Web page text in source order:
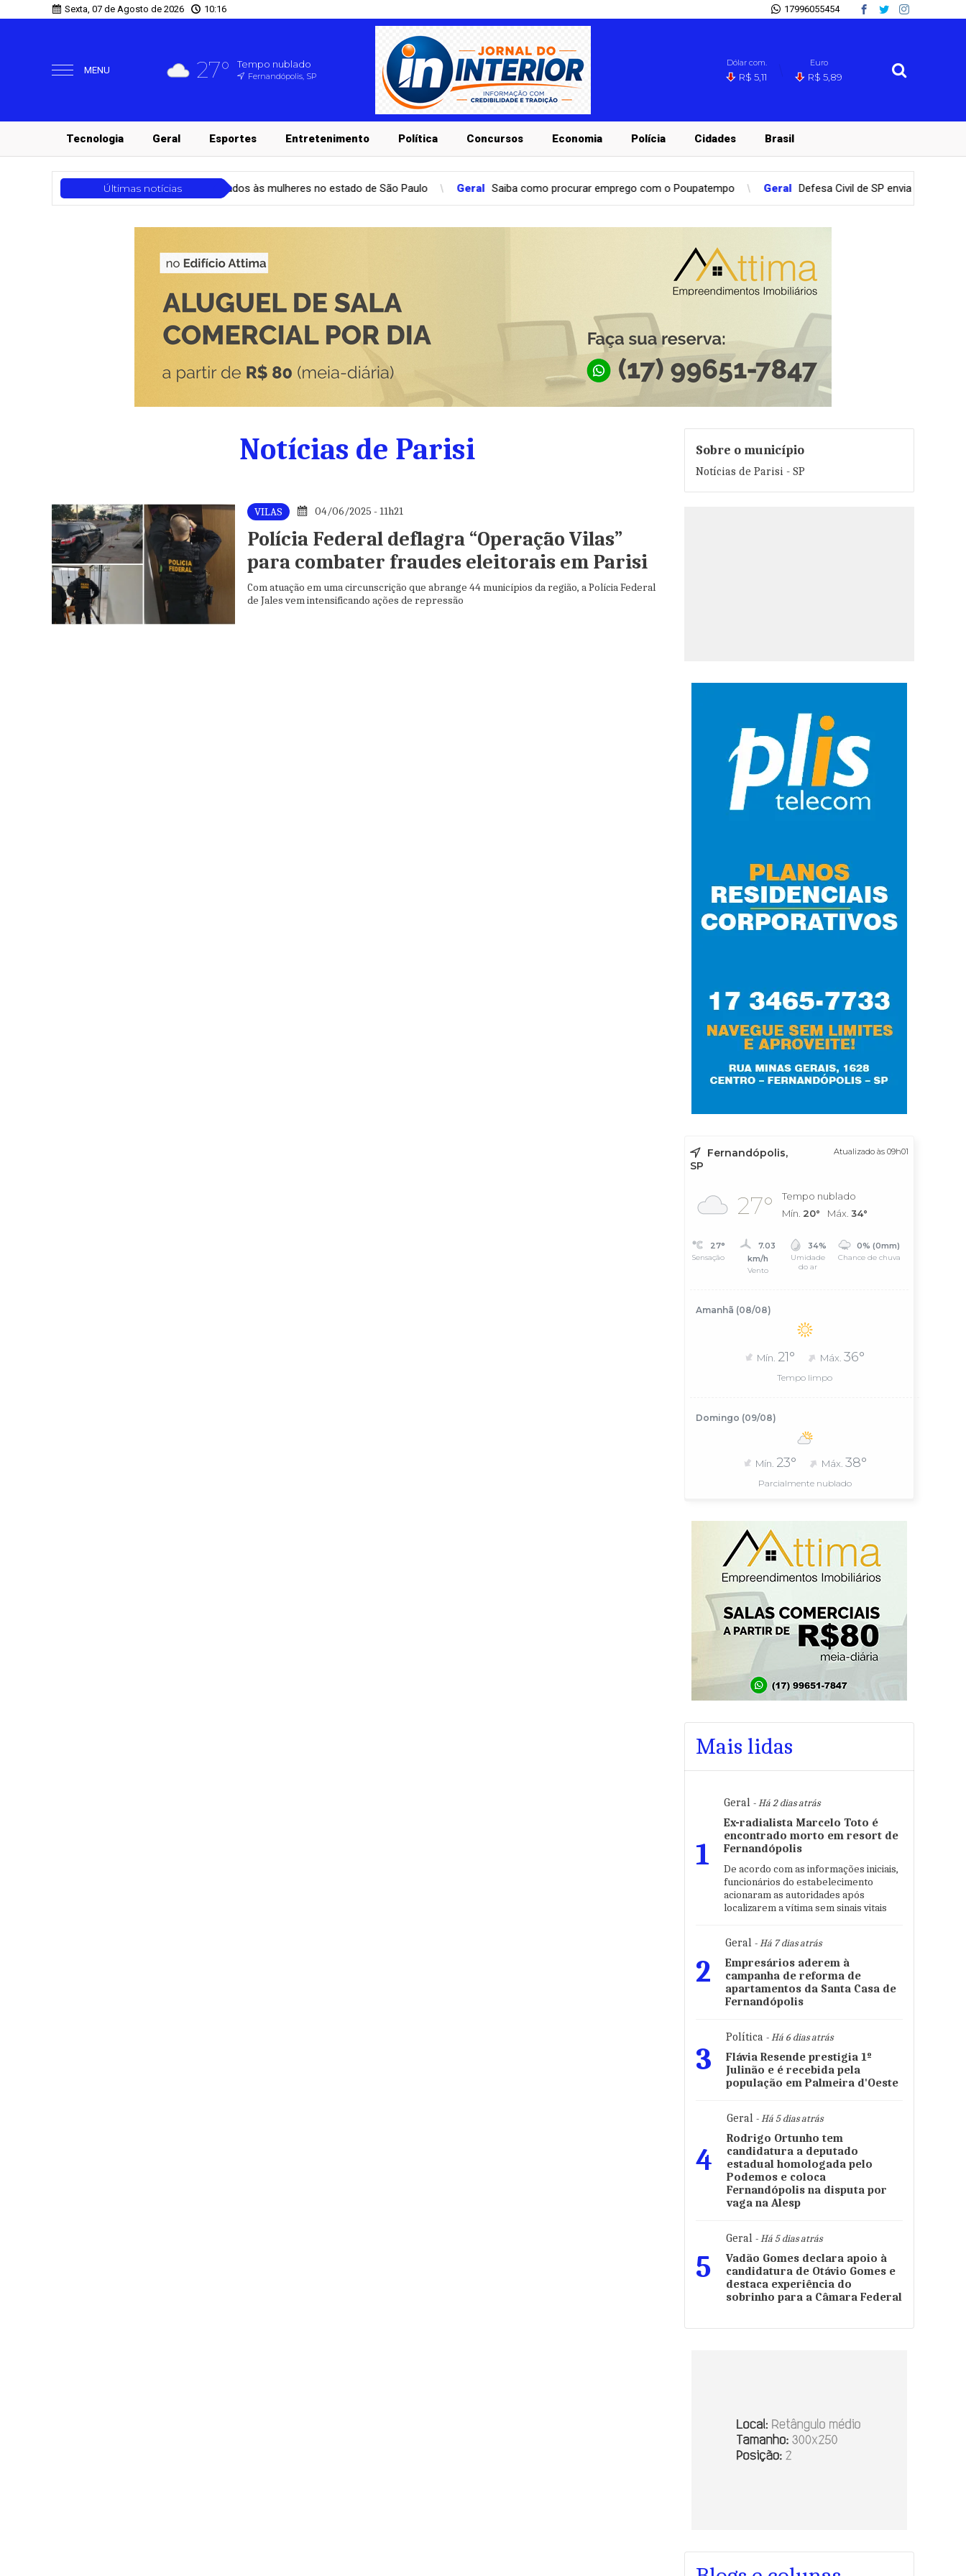
Sexta, 07 de Agosto de 2026 10:16 17996055454
MENU 27° Tempo nublado
Fernandópolis, SP
Dólar com.
R$ 5,11
Euro
R$ 5,89
Tecnologia Geral Esportes Entretenimento Política Concursos Economia Polícia Cidades Brasil
Últimas notícias
públicos essenciais voltados às mulheres no estado de São Paulo Geral Saiba como procurar emprego com o Poupatempo Geral Defesa Civil de SP envia alertas severos de chuva e
Notícias de Parisi
VILAS 04/06/2025 - 11h21
Polícia Federal deflagra “Operação Vilas”
para combater fraudes eleitorais em Parisi
Com atuação em uma circunscrição que abrange 44 municípios da região, a Polícia Federal
de Jales vem intensificando ações de repressão
Sobre o município
Notícias de Parisi - SP
Fernandópolis,
SP
Atualizado às 09h01
27°
Tempo nublado
Mín. 20° Máx. 34°
27°
Sensação
7.03
km/h
Vento
34%
Umidade
do ar
0% (0mm)
Chance de chuva
Amanhã (08/08)
Mín. 21° Máx.36°
Tempo limpo
Domingo (09/08)
Mín. 23° Máx. 38°
Parcialmente nublado
Mais lidas
1
Geral - Há 2 dias atrás
Ex-radialista Marcelo Toto é
encontrado morto em resort de
Fernandópolis
De acordo com as informações iniciais,
funcionários do estabelecimento
acionaram as autoridades após
localizarem a vítima sem sinais vitais
2
Geral - Há 7 dias atrás
Empresários aderem à
campanha de reforma de
apartamentos da Santa Casa de
Fernandópolis
3
Política - Há 6 dias atrás
Flávia Resende prestigia 1º
Julinão e é recebida pela
população em Palmeira d'Oeste
4
Geral - Há 5 dias atrás
Rodrigo Ortunho tem
candidatura a deputado
estadual homologada pelo
Podemos e coloca
Fernandópolis na disputa por
vaga na Alesp
5
Geral - Há 5 dias atrás
Vadão Gomes declara apoio à
candidatura de Otávio Gomes e
destaca experiência do
sobrinho para a Câmara Federal